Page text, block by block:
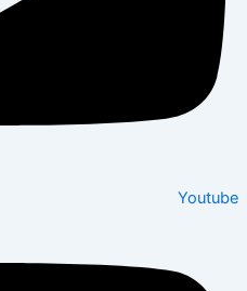
Youtube